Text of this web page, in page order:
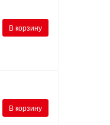
В корзину
В корзину